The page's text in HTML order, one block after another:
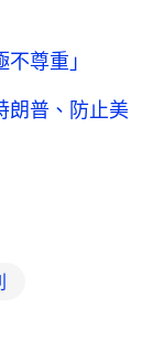
尊重」
普、防止美